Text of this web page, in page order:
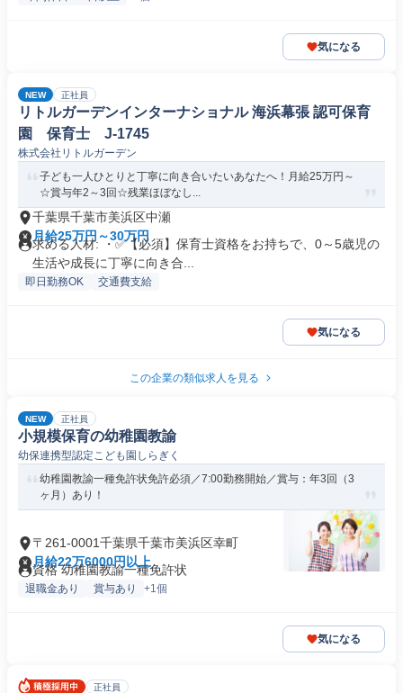
気になる
NEW 正社員
リトルガーデンインターナショナル 海浜幕張 認可保育
園 保育士 J-1745
株式会社リトルガーデン
子ども一人ひとりと丁寧に向き合いたいあなたへ！月給25万円～
☆賞与年2～3回☆残業ほぼなし...
千葉県千葉市美浜区中瀬
月給25万円～30万円
求める人材: ・✅【必須】保育士資格をお持ちで、0～5歳児の
生活や成長に丁寧に向き合...
即日勤務OK 交通費支給
気になる
この企業の類似求人を見る
NEW 正社員
小規模保育の幼稚園教諭
幼保連携型認定こども園しらぎく
幼稚園教諭一種免許状免許必須／7:00勤務開始／賞与：年3回（3
ヶ月）あり！
〒261-0001千葉県千葉市美浜区幸町
月給22万6000円以上
資格 幼稚園教諭一種免許状
退職金あり 賞与あり +1個
気になる
正社員